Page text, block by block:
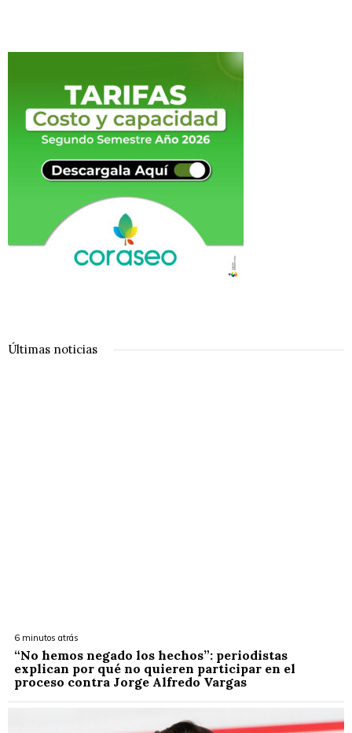
Últimas noticias
6 minutos atrás
“No hemos negado los hechos”: periodistas
explican por qué no quieren participar en el
proceso contra Jorge Alfredo Vargas